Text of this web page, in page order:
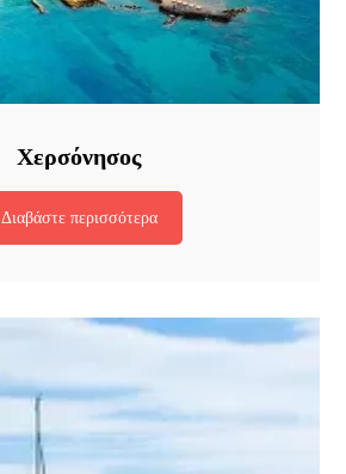
Χερσόνησος
Διαβάστε περισσότερα